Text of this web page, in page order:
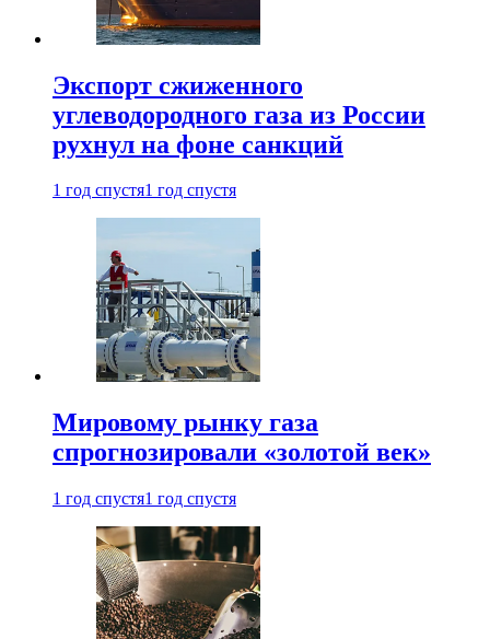
Экспорт сжиженного
углеводородного газа из России
рухнул на фоне санкций
1 год спустя1 год спустя
Мировому рынку газа
спрогнозировали «золотой век»
1 год спустя1 год спустя